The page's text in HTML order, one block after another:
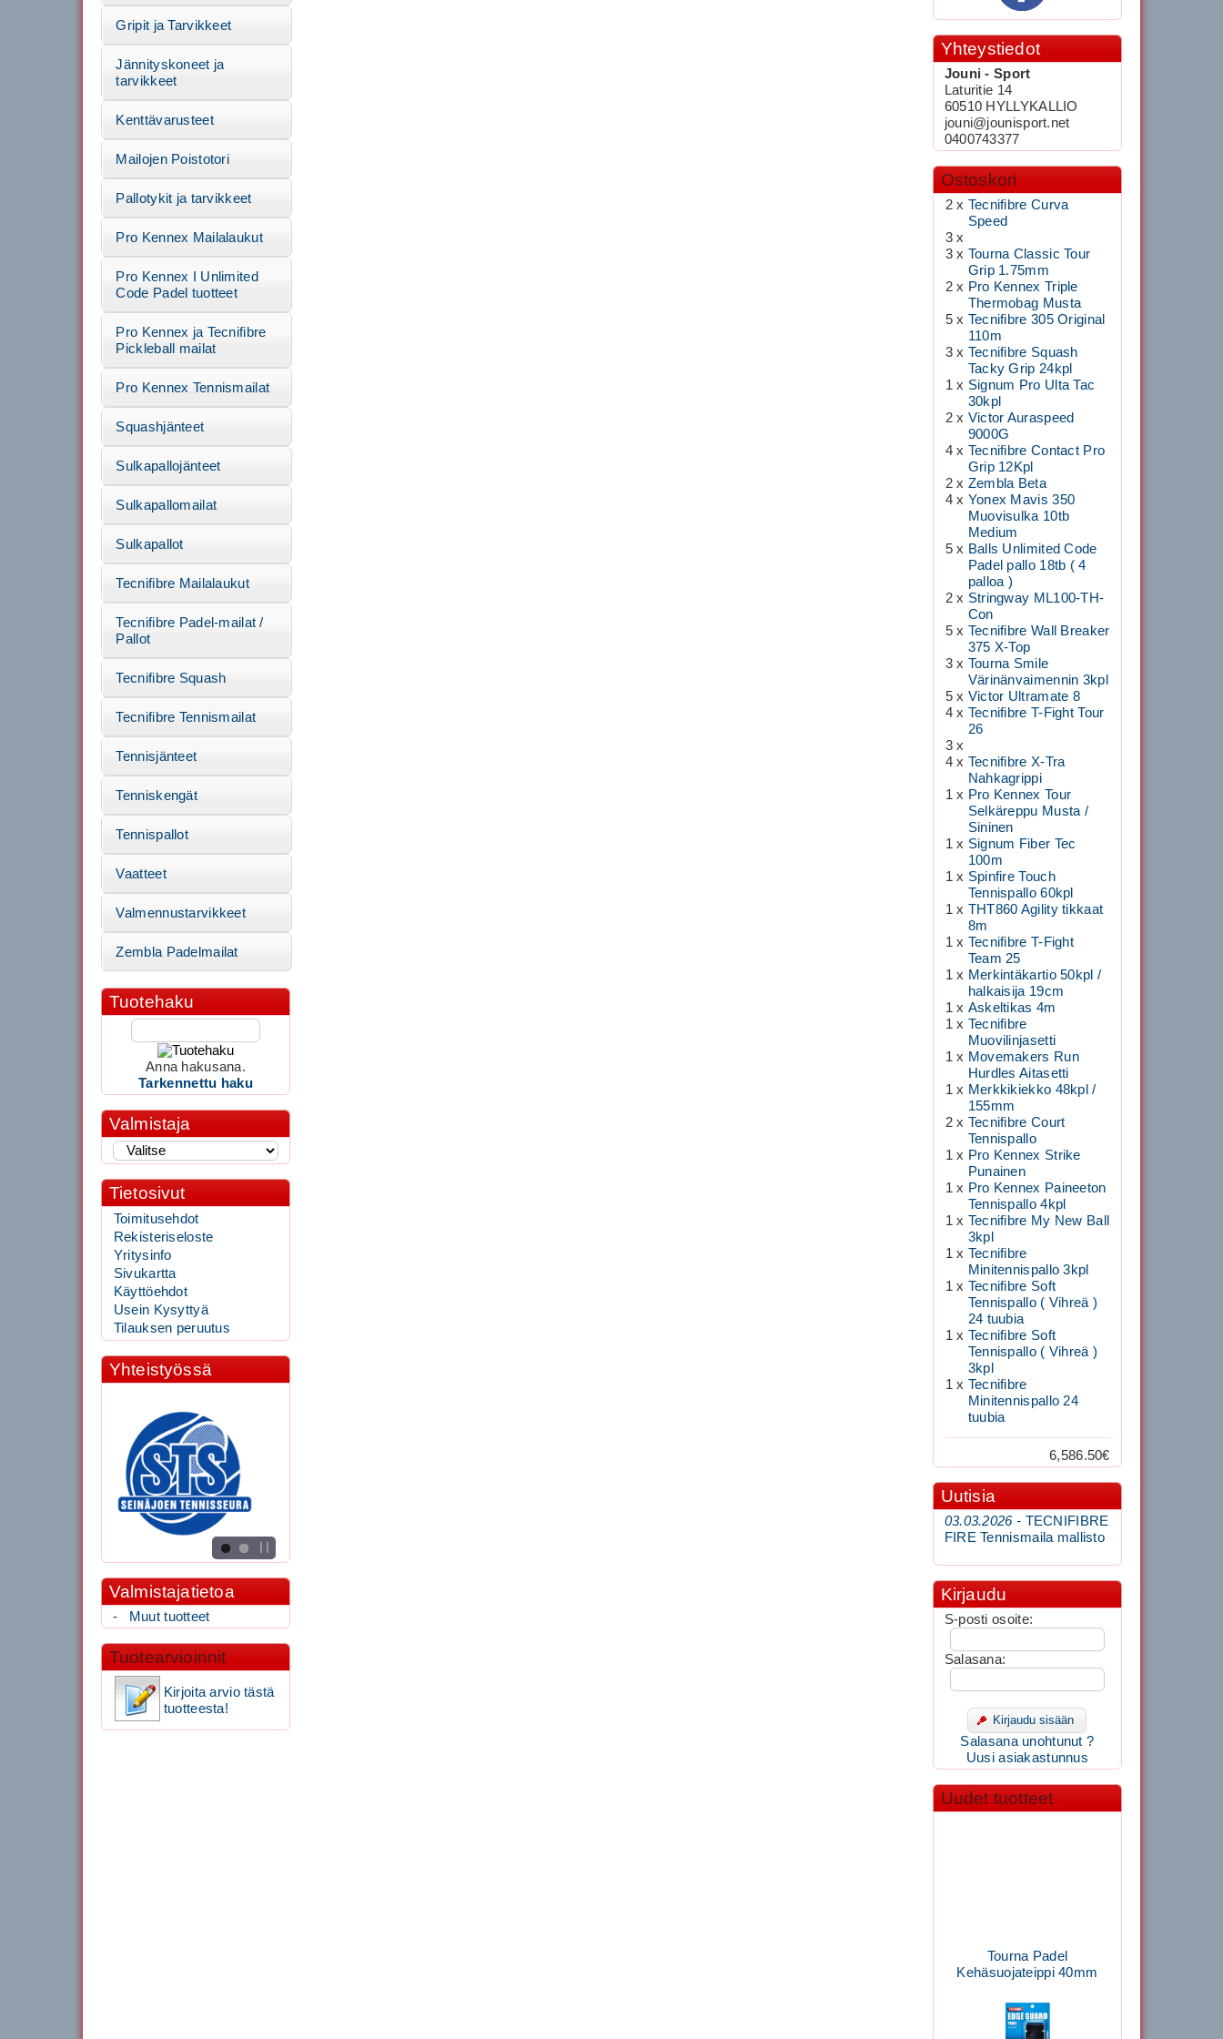
Gripit ja Tarvikkeet
Jännityskoneet ja
tarvikkeet
Kenttävarusteet
Mailojen Poistotori
Pallotykit ja tarvikkeet
Pro Kennex Mailalaukut
Pro Kennex I Unlimited
Code Padel tuotteet
Pro Kennex ja Tecnifibre
Pickleball mailat
Pro Kennex Tennismailat
Squashjänteet
Sulkapallojänteet
Sulkapallomailat
Sulkapallot
Tecnifibre Mailalaukut
Tecnifibre Padel-mailat /
Pallot
Tecnifibre Squash
Tecnifibre Tennismailat
Tennisjänteet
Tenniskengät
Tennispallot
Vaatteet
Valmennustarvikkeet
Zembla Padelmailat
Tuotehaku
Anna hakusana.
Tarkennettu haku
Valmistaja
Tietosivut
Toimitusehdot
Rekisteriseloste
Yritysinfo
Sivukartta
Käyttöehdot
Usein Kysyttyä
Tilauksen peruutus
Yhteistyössä
Valmistajatietoa
- Muut tuotteet
Tuotearvioinnit
Kirjoita arvio tästä
tuotteesta!
Yhteystiedot
Jouni - Sport
Laturitie 14
60510 HYLLYKALLIO
jouni@jounisport.net
0400743377
Ostoskori
2 x Tecnifibre Curva
Speed
3 x
3 x Tourna Classic Tour
Grip 1.75mm
2 x Pro Kennex Triple
Thermobag Musta
5 x Tecnifibre 305 Original
110m
3 x Tecnifibre Squash
Tacky Grip 24kpl
1 x Signum Pro Ulta Tac
30kpl
2 x Victor Auraspeed
9000G
4 x Tecnifibre Contact Pro
Grip 12Kpl
2 x Zembla Beta
4 x Yonex Mavis 350
Muovisulka 10tb
Medium
5 x Balls Unlimited Code
Padel pallo 18tb ( 4
palloa )
2 x Stringway ML100-TH-
Con
5 x Tecnifibre Wall Breaker
375 X-Top
3 x Tourna Smile
Värinänvaimennin 3kpl
5 x Victor Ultramate 8
4 x Tecnifibre T-Fight Tour
26
3 x
4 x Tecnifibre X-Tra
Nahkagrippi
1 x Pro Kennex Tour
Selkäreppu Musta /
Sininen
1 x Signum Fiber Tec
100m
1 x Spinfire Touch
Tennispallo 60kpl
1 x THT860 Agility tikkaat
8m
1 x Tecnifibre T-Fight
Team 25
1 x Merkintäkartio 50kpl /
halkaisija 19cm
1 x Askeltikas 4m
1 x Tecnifibre
Muovilinjasetti
1 x Movemakers Run
Hurdles Aitasetti
1 x Merkkikiekko 48kpl /
155mm
2 x Tecnifibre Court
Tennispallo
1 x Pro Kennex Strike
Punainen
1 x Pro Kennex Paineeton
Tennispallo 4kpl
1 x Tecnifibre My New Ball
3kpl
1 x Tecnifibre
Minitennispallo 3kpl
1 x Tecnifibre Soft
Tennispallo ( Vihreä )
24 tuubia
1 x Tecnifibre Soft
Tennispallo ( Vihreä )
3kpl
1 x Tecnifibre
Minitennispallo 24
tuubia
6,586.50€
Uutisia
03.03.2026 - TECNIFIBRE
FIRE Tennismaila mallisto
Kirjaudu
S-posti osoite:
Salasana:
Kirjaudu sisään
Salasana unohtunut ?
Uusi asiakastunnus
Uudet tuotteet
Kehäsuojateippi 40mm